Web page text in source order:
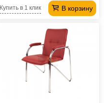
В корзину
Купить в 1 клик